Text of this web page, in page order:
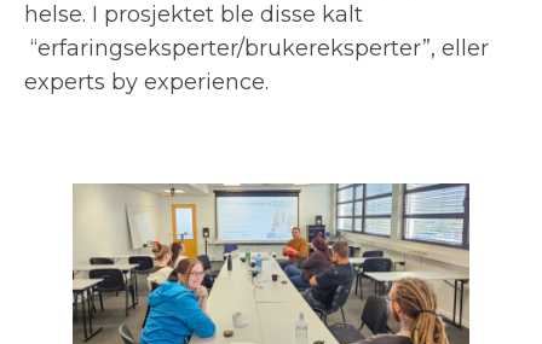
helse. I prosjektet ble disse kalt
“erfaringseksperter/brukereksperter”, eller
experts by experience.